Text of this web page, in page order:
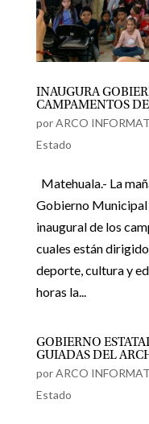
INAUGURA
CAMPAMENTOS
porARCO
Estado
Matehuala.- La
Gobierno Municipal
inaugural de los
cuales están
deporte, cultura y
horas la...
GOBIERNO
GUIADAS DEL
porARCO
Estado